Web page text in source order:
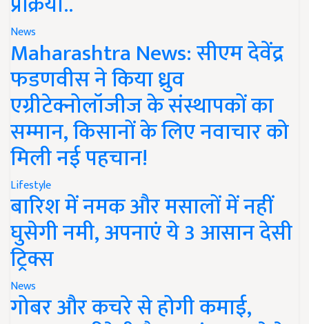
News
Maharashtra News: सीएम देवेंद्र
फडणवीस ने किया ध्रुव
एग्रीटेक्नोलॉजीज के संस्थापकों का
सम्मान, किसानों के लिए नवाचार को
मिली नई पहचान!
Lifestyle
बारिश में नमक और मसालों में नहीं
घुसेगी नमी, अपनाएं ये 3 आसान देसी
ट्रिक्स
News
गोबर और कचरे से होगी कमाई,